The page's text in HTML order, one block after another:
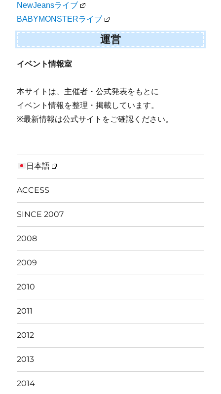
NewJeansライブ
BABYMONSTERライブ
運営
イベント情報室
本サイトは、主催者・公式発表をもとに
イベント情報を整理・掲載しています。
※最新情報は公式サイトをご確認ください。
日本語
ACCESS
SINCE 2007
2008
2009
2010
2011
2012
2013
2014